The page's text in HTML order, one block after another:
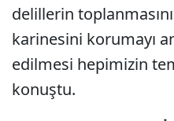
delillerin
karinesini korumayı
edilmesi hepimizin
konuştu.